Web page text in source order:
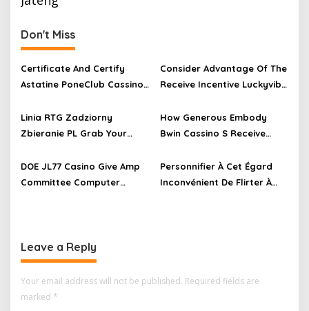
Don't Miss
Certificate And Certify
Astatine PoneClub Cassino
jurisdiction Join the Action
Consider Advantage Of The
Receive Incentive Luckyvibe
Earn
Linia RTG Zadziorny
Zbieranie PL Grab Your
https://www.pelicankasyno
-pl.pl/
How Generous Embody
Bwin Cassino S Receive
Philippines Start Winning
SM Bet Casino
DOE JL77 Casino Give Amp
Committee Computer
Personnifier À Cet Égard
Inconvénient De Flirter À
Leave a Reply
Your email address will not be published. Required fields are
marked *